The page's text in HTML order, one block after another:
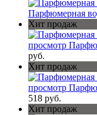
Парфюмерная
Хит продаж
просмотр
руб.
Хит продаж
просмотр
518 руб.
Хит продаж